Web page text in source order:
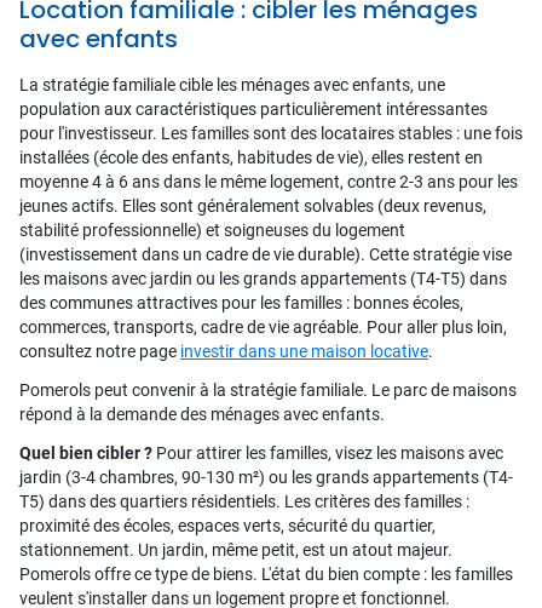
Location familiale : cibler les ménages
avec enfants
La stratégie familiale cible les ménages avec enfants, une
population aux caractéristiques particulièrement intéressantes
pour l'investisseur. Les familles sont des locataires stables : une fois
installées (école des enfants, habitudes de vie), elles restent en
moyenne 4 à 6 ans dans le même logement, contre 2-3 ans pour les
jeunes actifs. Elles sont généralement solvables (deux revenus,
stabilité professionnelle) et soigneuses du logement
(investissement dans un cadre de vie durable). Cette stratégie vise
les maisons avec jardin ou les grands appartements (T4-T5) dans
des communes attractives pour les familles : bonnes écoles,
commerces, transports, cadre de vie agréable. Pour aller plus loin,
consultez notre page investir dans une maison locative.
Pomerols peut convenir à la stratégie familiale. Le parc de maisons
répond à la demande des ménages avec enfants.
Quel bien cibler ? Pour attirer les familles, visez les maisons avec
jardin (3-4 chambres, 90-130 m²) ou les grands appartements (T4-
T5) dans des quartiers résidentiels. Les critères des familles :
proximité des écoles, espaces verts, sécurité du quartier,
stationnement. Un jardin, même petit, est un atout majeur.
Pomerols offre ce type de biens. L'état du bien compte : les familles
veulent s'installer dans un logement propre et fonctionnel.